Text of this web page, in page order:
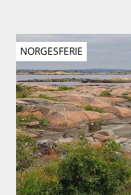
NORGESFERIE